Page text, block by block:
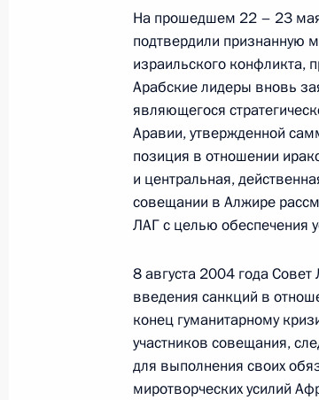
Азербайджан
23 июля 2026 года, 19:00
На прошедшем 22 – 23
подтвердили признанную
израильского конфликта,
Арабские лидеры вновь
являющегося
Аравии, утвержденной
позиция в отношении
и центральная,
совещании в Алжире
ЛАГ с целью обеспечения
8 августа 2004 года
введения санкций в
конец гуманитарному
участников совещания,
для выполнения своих
миротворческих усилий